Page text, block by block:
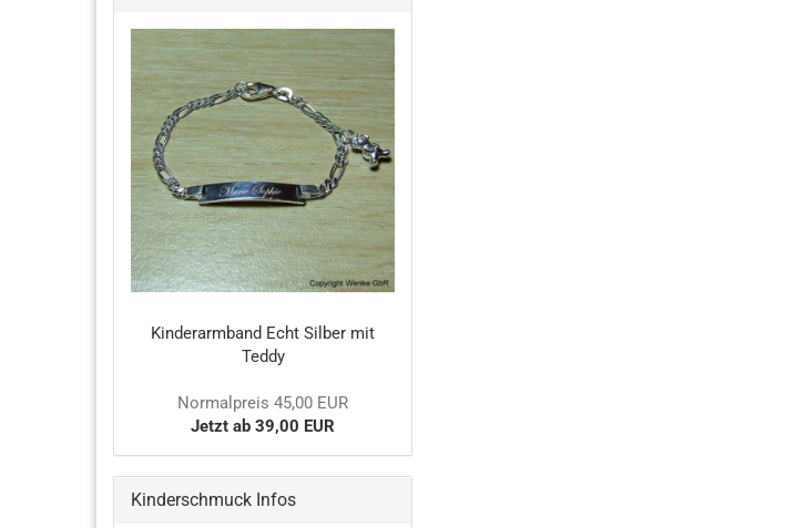
Kinderarmband Echt Silber mit
Teddy
Normalpreis 45,00 EUR
Jetzt ab 39,00 EUR
Kinderschmuck Infos